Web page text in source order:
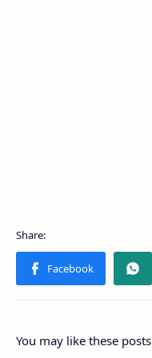
You may like these posts